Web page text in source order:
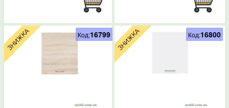
Код:16799 Код:16800